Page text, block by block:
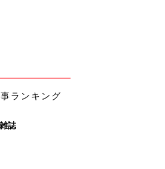
門医資格を持つ産科責任者の医師に診
。
る前に、問診とカウンセリングが必要
ランキング
誌